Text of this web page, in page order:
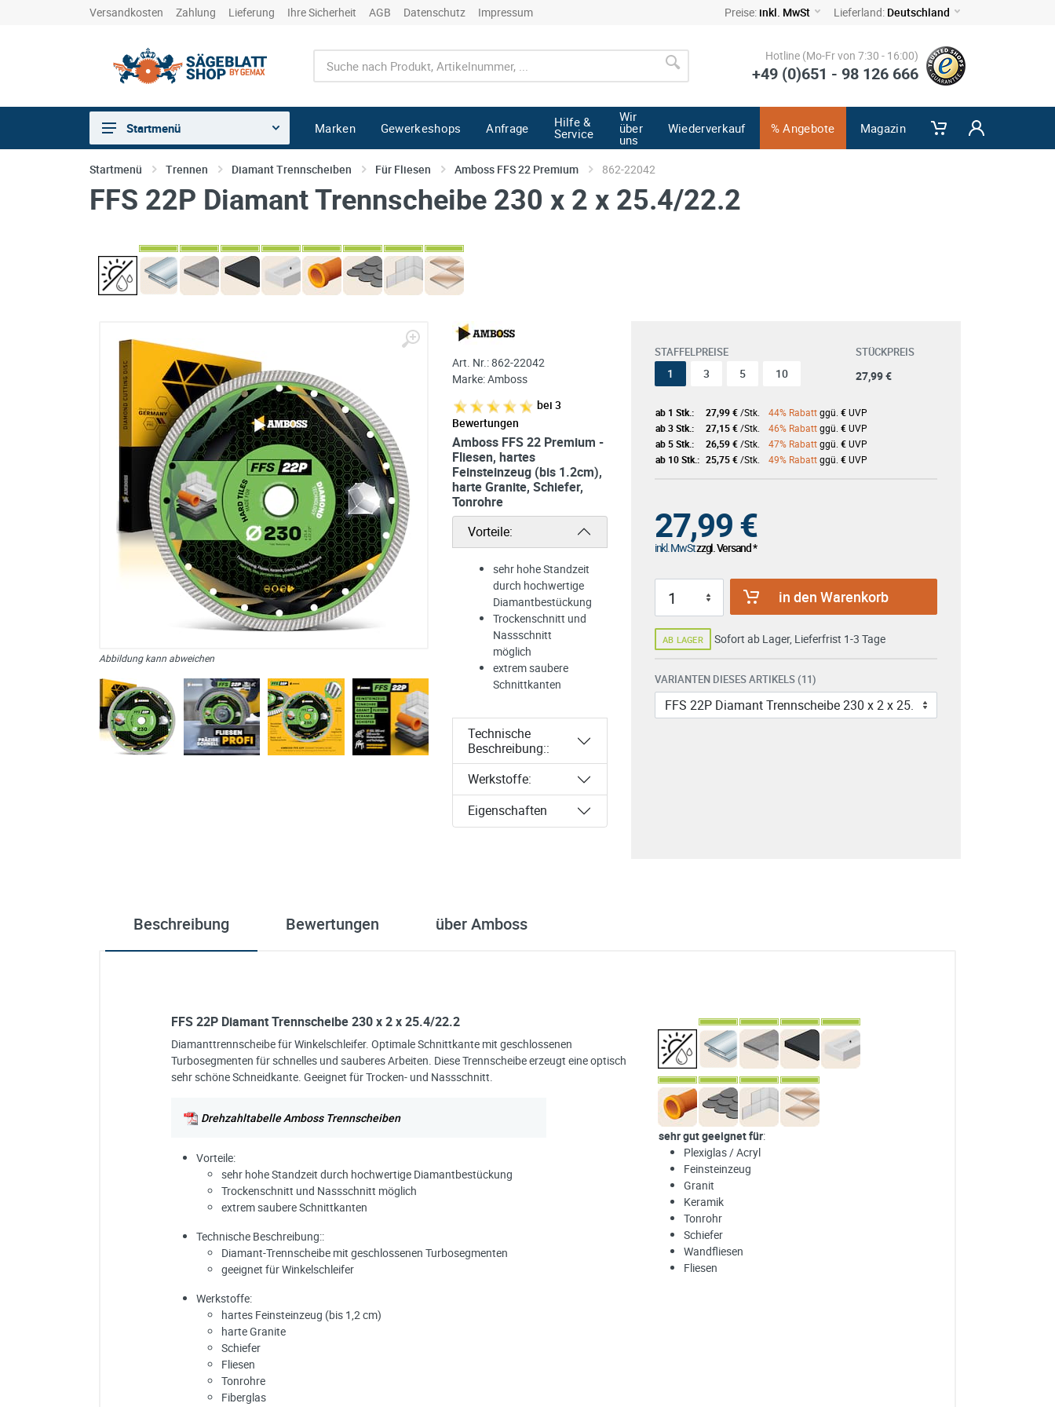
Versandkosten Zahlung Lieferung Ihre Sicherheit AGB Datenschutz Impressum Preise: inkl. MwSt Lieferland: Deutschland
Hotline (Mo-Fr von 7:30 - 16:00)
+49 (0)651 - 98 126 666
Sägen
Trennen
Schleifen
kreative Holzbearbeitung
sonstiges/Zubehör
Startmenü Marken Gewerkeshops Anfrage Hilfe &
Service
Wir
über
uns
Wiederverkauf % Angebote Magazin
Startmenü Trennen Diamant Trennscheiben Für Fliesen Amboss FFS 22 Premium 862-22042
FFS 22P Diamant Trennscheibe 230 x 2 x 25.4/22.2
Abbildung kann abweichen
Art. Nr.:862-22042
Marke:Amboss
bei 3
Bewertungen
Amboss FFS 22 Premium -
Fliesen, hartes
Feinsteinzeug (bis 1.2cm),
harte Granite, Schiefer,
Tonrohre
Vorteile:
sehr hohe Standzeit
durch hochwertige
Diamantbestückung
Trockenschnitt und
Nassschnitt
möglich
extrem saubere
Schnittkanten
Technische
Beschreibung::
Werkstoffe:
Eigenschaften
STAFFELPREISE
1 3 5 10
STÜCKPREIS
27,99 €
ab 1 Stk.: 27,99 €/Stk. 44% Rabattggü. €UVP
ab 3 Stk.:
27,15 €/Stk. 46% Rabattggü. €UVP
ab 5 Stk.:
26,59 €/Stk. 47% Rabattggü. €UVP
ab 10 Stk.: 25,75 €/Stk. 49% Rabattggü. €UVP
27,99€
inkl. MwStzzgl. Versand *
in den Warenkorb
AB LAGER Sofort ab Lager, Lieferfrist 1-3 Tage
VARIANTEN DIESES ARTIKELS (11)
Beschreibung Bewertungen über Amboss
FFS 22P Diamant Trennscheibe 230 x 2 x 25.4/22.2
Diamanttrennscheibe für Winkelschleifer. Optimale Schnittkante mit geschlossenen
Turbosegmenten für schnelles und sauberes Arbeiten. Diese Trennscheibe erzeugt eine optisch
sehr schöne Schneidkante. Geeignet für Trocken- und Nassschnitt.
Drehzahltabelle Amboss Trennscheiben
Vorteile:
sehr hohe Standzeit durch hochwertige Diamantbestückung
Trockenschnitt und Nassschnitt möglich
extrem saubere Schnittkanten
Technische Beschreibung::
Diamant-Trennscheibe mit geschlossenen Turbosegmenten
geeignet für Winkelschleifer
Werkstoffe:
hartes Feinsteinzeug (bis 1,2 cm)
harte Granite
Schiefer
Fliesen
Tonrohre
Fiberglas
sehr gut geeignet für:
Plexiglas / Acryl
Feinsteinzeug
Granit
Keramik
Tonrohr
Schiefer
Wandfliesen
Fliesen